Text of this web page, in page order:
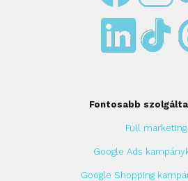
Fontosabb
Full marketing
Google Ads
Google Shopping